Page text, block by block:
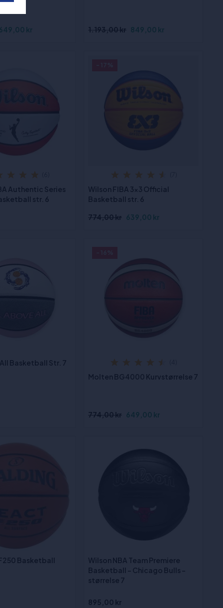
kr 1.193,00 kr 849,00 kr
Authentic Series
str. 6
Wilson FIBA 3x3 Official
Basketball str. 6
774,00 kr 639,00 kr
Basketball Str. 7
Molten BG4000 Kurvstørrelse 7
774,00 kr 649,00 kr
Basketball
Wilson NBA Team Premiere
Basketball - Chicago Bulls -
størrelse 7
895,00 kr